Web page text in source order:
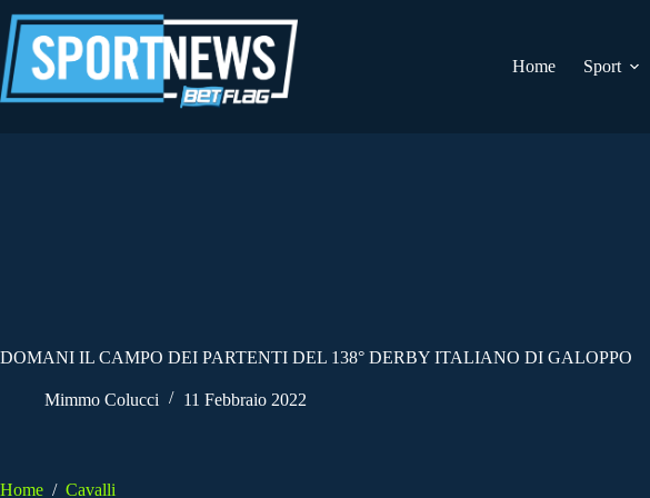
al
contenuto
Home
Sport
DOMANI IL CAMPO DEI PARTENTI DEL 138° DERBY ITALIANO DI GALOPPO
Mimmo Colucci 11 Febbraio 2022
Home / Cavalli